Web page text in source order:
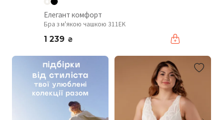
Елегант комфорт
Бра з м'якою чашкою 311EK
1 239 ₴